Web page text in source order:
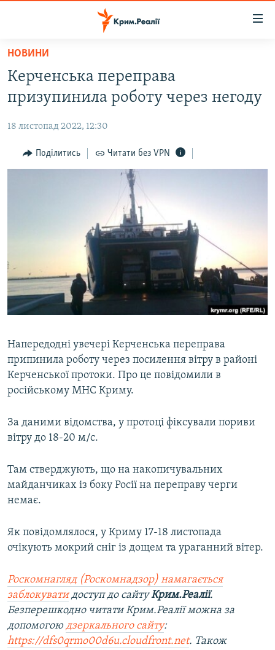
Перейти
основного
матеріалу
Перейти
до
навігації
Перейти
ВОДА.КРИМ
ВІДЕО ТА ФОТО
ПОЛІТИКА
БЛОГИ
ВІДЕОУРОКИ «ELIFBE»
СВІДЧЕННЯ ОКУПАЦІЇ
ІНФОГРАФІКА
ЯК ОБІЙТИ БЛОКУВАННЯ
Русский
Qırımtatar
ДОЛУЧАЙСЯ!
НОВИНИ
Керченська переправа
призупинила роботу через негоду
18 листопад 2022, 12:30
Поділитись Читати без VPN
Напередодні увечері Керченська переправа
припинила роботу через посилення вітру в районі
Керченської протоки. Про це повідомили в
російському МНС Криму.
За даними відомства, у протоці фіксували пориви
вітру до 18-20 м/с.
Там стверджують, що на накопичувальних
майданчиках із боку Росії на переправу черги
немає.
Як повідомлялося, у Криму 17-18 листопада
очікують мокрий сніг із дощем та ураганний вітер.
Роскомнагляд (Роскомнадзор) намагається
заблокуватидоступ до сайтуКрим.Реалії.
Безперешкодно читати Крим.Реалії можна за
допомогою дзеркального сайту:
https://dfs0qrmo00d6u.cloudfront.net. Також